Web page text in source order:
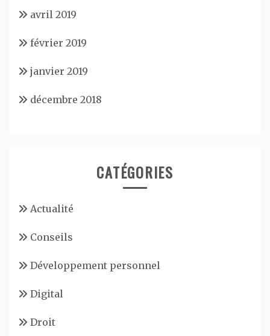
avril 2019
février 2019
janvier 2019
décembre 2018
CATÉGORIES
Actualité
Conseils
Développement personnel
Digital
Droit